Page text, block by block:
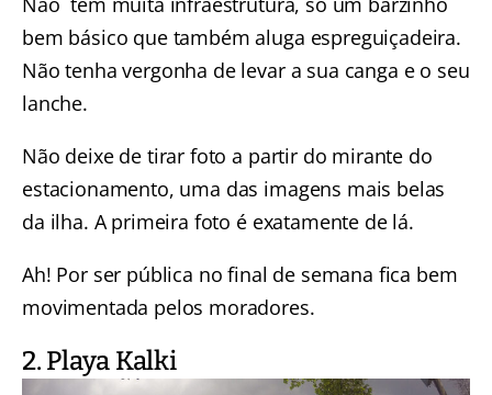
bem básico que também aluga espreguiçadeira.
Não tenha vergonha de levar a sua canga e o seu
lanche.
Não deixe de tirar foto a partir do mirante do
estacionamento, uma das imagens mais belas
da ilha. A primeira foto é exatamente de lá.
Ah! Por ser pública no final de semana fica bem
movimentada pelos moradores.
2. Playa Kalki